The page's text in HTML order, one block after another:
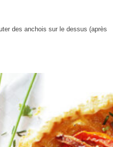
des anchois sur le dessus (après